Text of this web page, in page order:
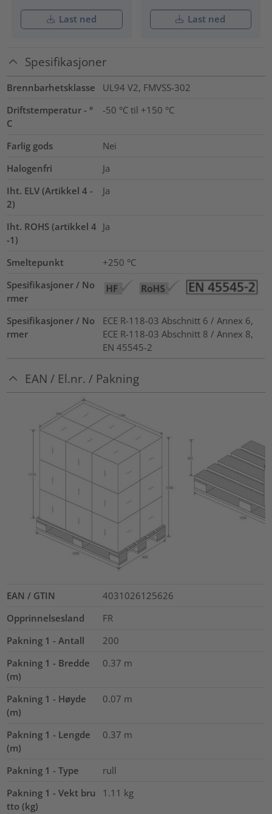
Last ned Last ned
Spesifikasjoner
Brennbarhetsklasse
UL94 V2, FMVSS-302
Driftstemperatur - °
C
-50 °C til +150 °C
Farlig gods
Nei
Halogenfri
Ja
Iht. ELV (Artikkel 4 -
2)
Ja
Iht. ROHS (artikkel 4
-1)
Ja
Smeltepunkt
+250 °C
Spesifikasjoner / No
rmer
Spesifikasjoner / No
rmer
ECE R-118-03 Abschnitt 6 / Annex 6,
ECE R-118-03 Abschnitt 8 / Annex 8,
EN 45545-2
EAN / El.nr. / Pakning
EAN / GTIN
4031026125626
Opprinnelsesland
FR
Pakning 1 - Antall
200
Pakning 1 - Bredde
(m)
0.37 m
Pakning 1 - Høyde
(m)
0.07 m
Pakning 1 - Lengde
(m)
0.37 m
Pakning 1 - Type
rull
Pakning 1 - Vekt bru
tto (kg)
1.11 kg